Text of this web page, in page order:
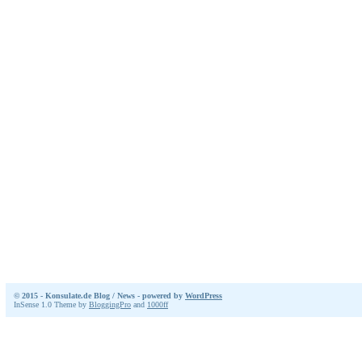
© 2015 - Konsulate.de Blog / News - powered by WordPress
InSense 1.0 Theme by BloggingPro and 1000ff